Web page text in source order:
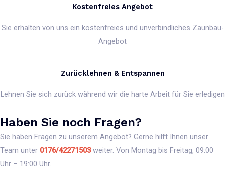
Kostenfreies Angebot
Sie erhalten von uns ein kostenfreies und unverbindliches Zaunbau-
Angebot
Zurücklehnen & Entspannen
Lehnen Sie sich zurück während wir die harte Arbeit für Sie erledigen
Haben Sie noch Fragen?
Sie haben Fragen zu unserem Angebot? Gerne hilft Ihnen unser
Team unter 0176/42271503weiter. Von Montag bis Freitag, 09:00
Uhr – 19:00 Uhr.